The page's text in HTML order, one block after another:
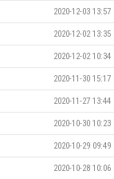
2020-12-03 13:57
2020-12-02 13:35
2020-12-02 10:34
2020-11-30 15:17
2020-11-27 13:44
2020-10-30 10:23
2020-10-29 09:49
2020-10-28 10:06